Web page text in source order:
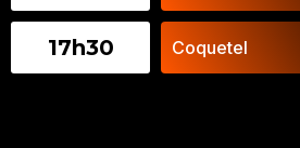
17h30 Coquetel